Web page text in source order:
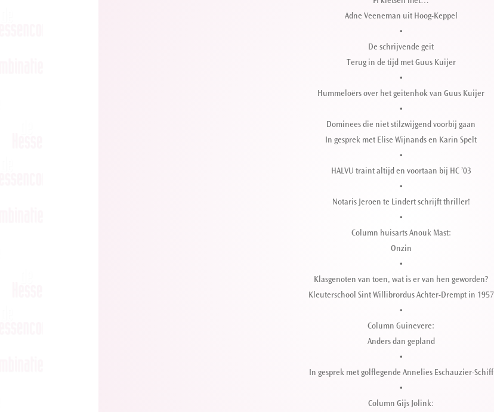
Adne Veeneman uit Hoog-Keppel
•
De schrijvende geit
Terug in de tijd met Guus Kuijer
•
Hummeloërs over het geitenhok van Guus Kuijer
•
Dominees die niet stilzwijgend voorbij gaan
In gesprek met Elise Wijnands en Karin Spelt
•
HALVU traint altijd en voortaan bij HC ’03
•
Notaris Jeroen te Lindert schrijft thriller!
•
Column huisarts Anouk Mast:
Onzin
•
Klasgenoten van toen, wat is er van hen geworden?
Kleuterschool Sint Willibrordus Achter-Drempt in 1957
•
Column Guinevere:
Anders dan gepland
•
In gesprek met golflegende Annelies Eschauzier-Schiff
•
Column Gijs Jolink: